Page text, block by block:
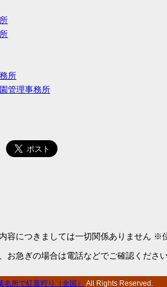
所
管理事務所
容につきましては一切関係ありません ※
急ぎの場合は電話などでご確認ください
名所で紅葉狩り（全国） All Rights Reserved.